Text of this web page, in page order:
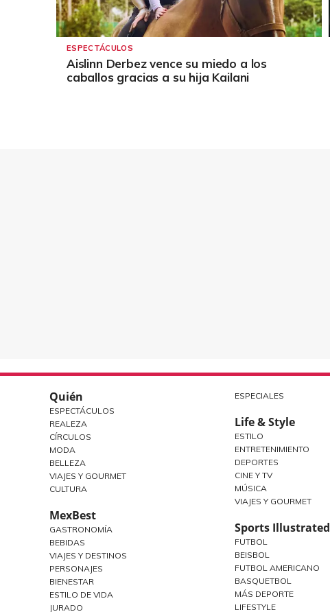
ESPECTÁCULOS
Aislinn Derbez vence su miedo a los
caballos gracias a su hija Kailani
Quién
ESPECTÁCULOS
REALEZA
CÍRCULOS
MODA
BELLEZA
VIAJES Y GOURMET
CULTURA
MexBest
GASTRONOMÍA
BEBIDAS
VIAJES Y DESTINOS
PERSONAJES
BIENESTAR
ESTILO DE VIDA
JURADO
ESPECIALES
Life & Style
ESTILO
ENTRETENIMIENTO
DEPORTES
CINE Y TV
MÚSICA
VIAJES Y GOURMET
Sports Illustrated
FUTBOL
BEISBOL
FUTBOL AMERICANO
BASQUETBOL
MÁS DEPORTE
LIFESTYLE